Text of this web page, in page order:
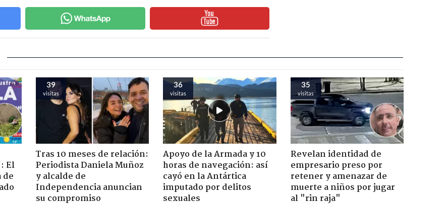
El
de
39
visitas
Tras 10 meses de relación:
Periodista Daniela Muñoz
y alcalde de
Independencia anuncian
su compromiso
36
visitas
Apoyo de la Armada y 10
horas de navegación: así
cayó en la Antártica
imputado por delitos
sexuales
35
visitas
Revelan identidad de
empresario preso por
retener y amenazar de
muerte a niños por jugar
al "rin raja"